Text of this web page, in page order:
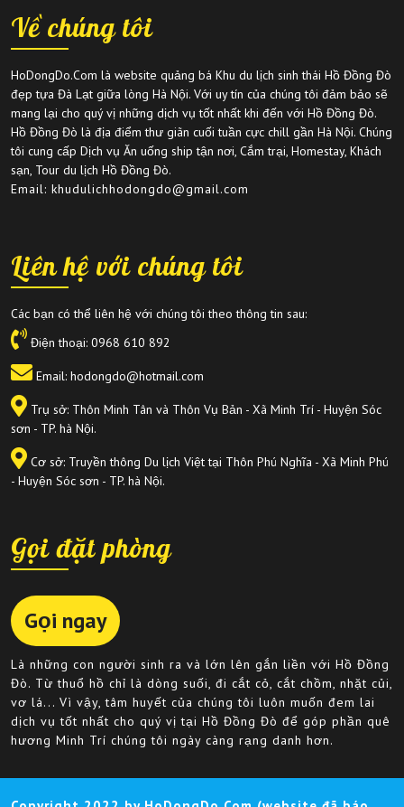
Về chúng tôi
HoDongDo.Com là website quảng bá Khu du lịch sinh thái Hồ Đồng Đò
đẹp tựa Đà Lạt giữa lòng Hà Nội. Với uy tín của chúng tôi đảm bảo sẽ
mang lại cho quý vị những dịch vụ tốt nhất khi đến với Hồ Đồng Đò.
Hồ Đồng Đò là địa điểm thư giãn cuối tuần cực chill gần Hà Nội. Chúng
tôi cung cấp Dịch vụ Ăn uống ship tận nơi, Cắm trại, Homestay, Khách
sạn, Tour du lịch Hồ Đồng Đò.
Email: khudulichhodongdo@gmail.com
Liên hệ với chúng tôi
Các bạn có thể liên hệ với chúng tôi theo thông tin sau:
Điện thoại: 0968 610 892
Email: hodongdo@hotmail.com
Trụ sở: Thôn Minh Tân và Thôn Vụ Bản - Xã Minh Trí - Huyện Sóc
sơn - TP. hà Nội.
Cơ sở: Truyền thông Du lịch Việt tại Thôn Phú Nghĩa - Xã Minh Phú
- Huyện Sóc sơn - TP. hà Nội.
Gọi đặt phòng
Gọi ngay
Là những con người sinh ra và lớn lên gắn liền với Hồ Đồng
Đò. Từ thuổ hồ chỉ là dòng suối, đi cắt cỏ, cắt chồm, nhặt củi,
vơ lá... Vì vậy, tâm huyết của chúng tôi luôn muốn đem lai
dịch vụ tốt nhất cho quý vị tại Hồ Đồng Đò để góp phần quê
hương Minh Trí chúng tôi ngày càng rạng danh hơn.